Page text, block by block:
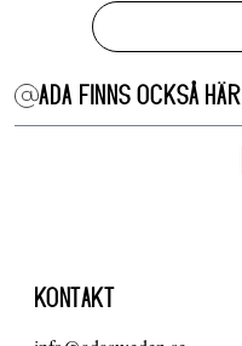
ADA FINNS OCKSÅ HÄR
KONTAKT